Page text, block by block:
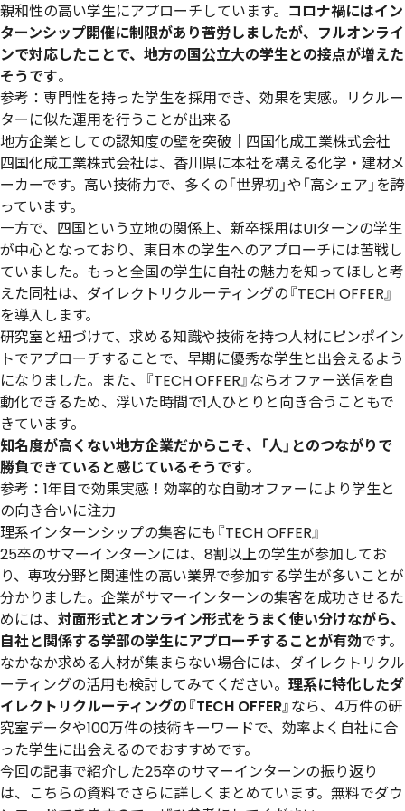
親和性の高い学生にアプローチしています。 コロナ禍にはイン
ターンシップ開催に制限があり苦労しましたが、フルオンライ
ンで対応したことで、地方の国公立大の学生との接点が増えた
そうです。
参考： 専門性を持った学生を採用でき、効果を実感。リクルー
ターに似た運用を行うことが出来る
地方企業としての認知度の壁を突破｜四国化成工業株式会社
四国化成工業株式会社は、香川県に本社を構える化学・建材メ
ーカーです。高い技術力で、多くの「世界初」や「高シェア」を誇
っています。
一方で、四国という立地の関係上、新卒採用はUIターンの学生
が中心となっており、東日本の学生へのアプローチには苦戦し
ていました。もっと全国の学生に自社の魅力を知ってほしと考
えた同社は、ダイレクトリクルーティングの『TECH OFFER』
を導入します。
研究室と紐づけて、求める知識や技術を持つ人材にピンポイン
トでアプローチすることで、早期に優秀な学生と出会えるよう
になりました。また、『TECH OFFER』ならオファー送信を自
動化できるため、浮いた時間で1人ひとりと向き合うこともで
きています。
知名度が高くない地方企業だからこそ、「人」とのつながりで
勝負できていると感じているそうです。
参考： 1年目で効果実感！効率的な自動オファーにより学生と
の向き合いに注力
理系インターンシップの集客にも『TECH OFFER』
25卒のサマーインターンには、8割以上の学生が参加してお
り、専攻分野と関連性の高い業界で参加する学生が多いことが
分かりました。企業がサマーインターンの集客を成功させるた
めには、 対面形式とオンライン形式をうまく使い分けながら、
自社と関係する学部の学生にアプローチすることが有効です。
なかなか求める人材が集まらない場合には、ダイレクトリクル
ーティングの活用も検討してみてください。 理系に特化したダ
イレクトリクルーティングの『TECH OFFER』なら、4万件の研
究室データや100万件の技術キーワードで、効率よく自社に合
った学生に出会えるのでおすすめです。
今回の記事で紹介した25卒のサマーインターンの振り返り
は、こちらの資料でさらに詳しくまとめています。無料でダウ